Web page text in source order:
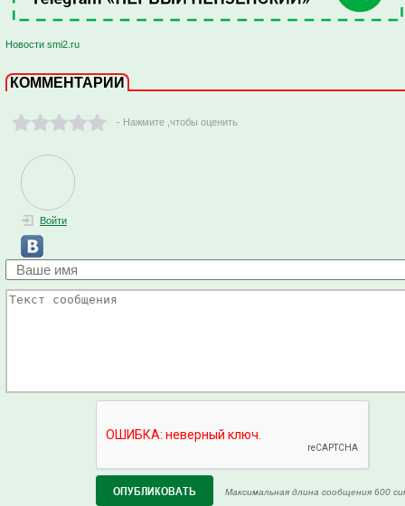
Новости smi2.ru
КОММЕНТАРИИ
- Нажмите ,чтобы оценить
Войти
Максимальная длина сообщения 600